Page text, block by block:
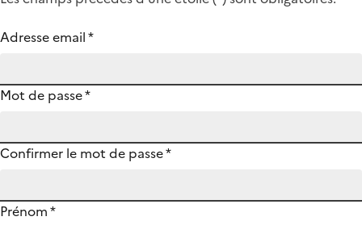
Adresse email*
Mot de passe*
Confirmer le mot de passe*
Prénom*